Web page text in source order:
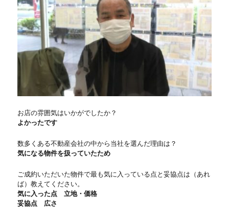
お店の雰囲気はいかがでしたか？
よかったです
数多くある不動産会社の中から当社を選んだ理由は？
気になる物件を扱っていたため
ご成約いただいた物件で最も気に入っている点と妥協点は（あれ
ば）教えてください。
気に入った点 立地・価格
妥協点 広さ